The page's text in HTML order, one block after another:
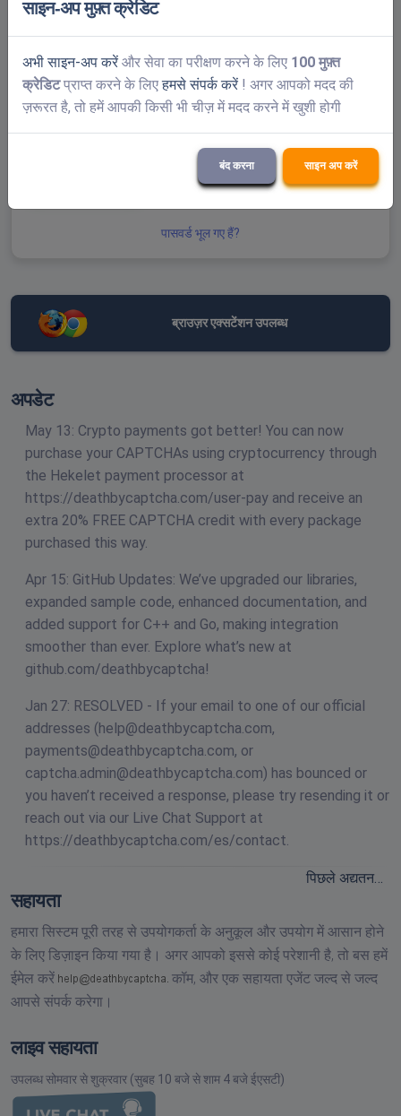
पहचाना की नहीं
पासवर्ड भूल गए हैं?
ब्राउज़र एक्सटेंशन उपलब्ध
अपडेट
May 13: Crypto payments got better! You can now
purchase your CAPTCHAs using cryptocurrency through
the Hekelet payment processor at
https://deathbycaptcha.com/user-pay and receive an
extra 20% FREE CAPTCHA credit with every package
purchased this way.
Apr 15: GitHub Updates: We’ve upgraded our libraries,
expanded sample code, enhanced documentation, and
added support for C++ and Go, making integration
smoother than ever. Explore what’s new at
github.com/deathbycaptcha!
Jan 27: RESOLVED - If your email to one of our official
addresses (help@deathbycaptcha.com,
payments@deathbycaptcha.com, or
captcha.admin@deathbycaptcha.com) has bounced or
you haven’t received a response, please try resending it or
reach out via our Live Chat Support at
https://deathbycaptcha.com/es/contact.
पिछले अद्यतन…
सहायता
हमारा सिस्टम पूरी तरह से उपयोगकर्ता के अनुकूल और उपयोग में आसान होने
के लिए डिज़ाइन किया गया है। अगर आपको इससे कोई परेशानी है, तो बस हमें
ईमेल करें
कॉम, और एक सहायता एजेंट जल्द से जल्द
आपसे संपर्क करेगा।
लाइव सहायता
उपलब्ध सोमवार से शुक्रवार (सुबह 10 बजे से शाम 4 बजे ईएसटी)
साइन-अप मुफ़्त क्रेडिट
अभी साइन-अप करें और सेवा का परीक्षण करने के लिए 100 मुफ़्त
क्रेडिटप्राप्त करने के लिएहमसे संपर्क करें ! अगर आपको मदद की
ज़रूरत है, तो हमें आपकी किसी भी चीज़ में मदद करने में खुशी होगी
बंद करना साइन अप करें